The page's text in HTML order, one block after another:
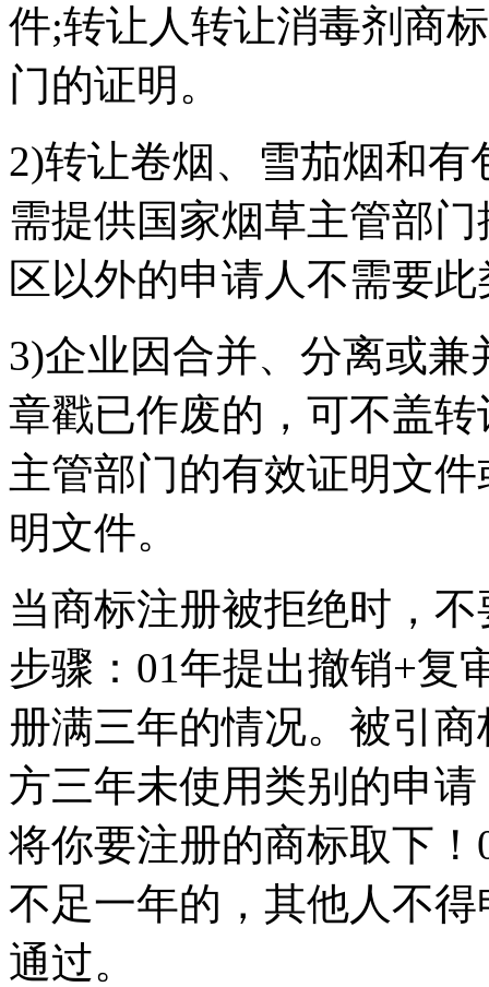
件;转让人转让消毒剂商
门的证明。
2)转让卷烟、雪茄烟和
需提供国家烟草主管部
区以外的申请人不需要
3)企业因合并、分离或
章戳已作废的，可不盖
主管部门的有效证明文
明文件。
当商标注册被拒绝时，
步骤：01年提出撤销+复
册满三年的情况。被引
方三年未使用类别的申
将你要注册的商标取下
不足一年的，其他人不
通过。